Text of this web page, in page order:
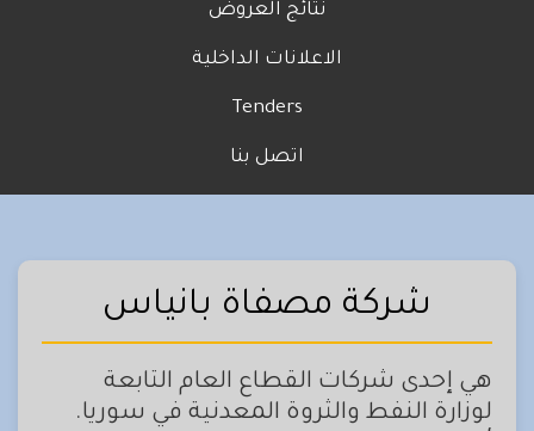
نتائج العروض
الاعلانات الداخلية
Tenders
اتصل بنا
شركة مصفاة بانياس
هي إحدى شركات القطاع العام التابعة
لوزارة النفط والثروة المعدنية في سوريا.